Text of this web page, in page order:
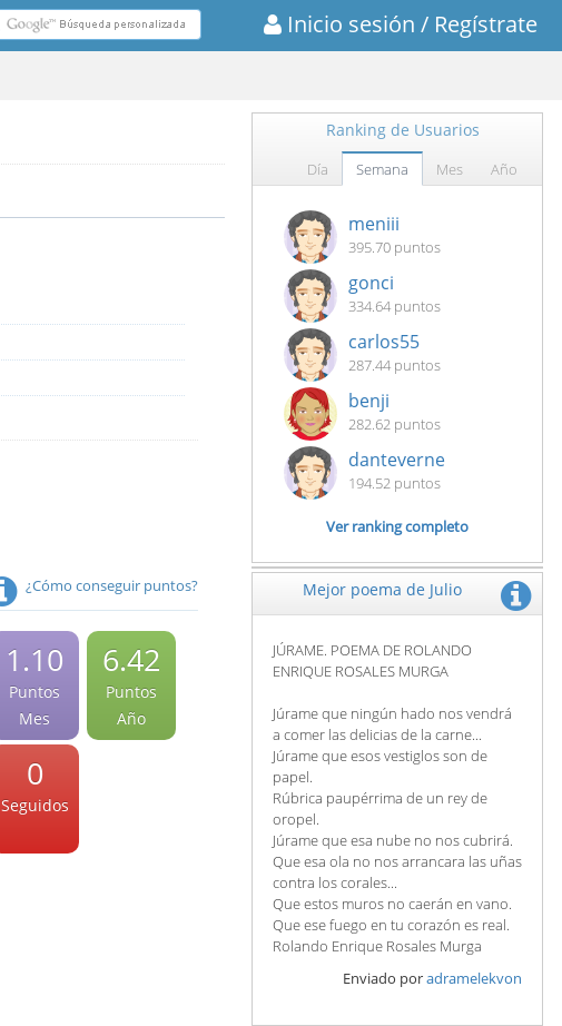
Inicio sesión / Regístrate
¿Cómo conseguir puntos?
1.10
Puntos
Mes
6.42
Puntos
Año
0
Seguidos
Ranking de Usuarios
Día Semana Mes Año
meniii
395.70 puntos
gonci
334.64 puntos
carlos55
287.44 puntos
benji
282.62 puntos
danteverne
194.52 puntos
Ver ranking completo
Mejor poema de Julio
JÚRAME. POEMA DE ROLANDO
ENRIQUE ROSALES MURGA
Júrame que ningún hado nos vendrá
a comer las delicias de la carne...
Júrame que esos vestiglos son de
papel.
Rúbrica paupérrima de un rey de
oropel.
Júrame que esa nube no nos cubrirá.
Que esa ola no nos arrancara las uñas
contra los corales...
Que estos muros no caerán en vano.
Que ese fuego en tu corazón es real.
Rolando Enrique Rosales Murga
Enviado poradramelekvon